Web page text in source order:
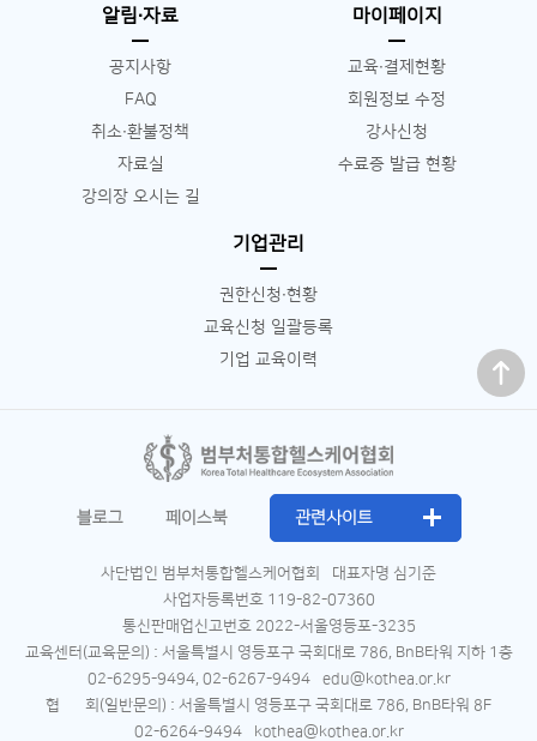
알림∙자료
공지사항
FAQ
취소∙환불정책
자료실
강의장 오시는 길
마이페이지
교육∙결제현황
회원정보 수정
강사신청
수료증 발급 현황
기업관리
권한신청∙현황
교육신청 일괄등록
기업 교육이력
맨 위로
블로그 페이스북 관련사이트
사단법인 범부처통합헬스케어협회
대표자명 심기준
사업자등록번호 119-82-07360
통신판매업신고번호 2022-서울영등포-3235
교육센터(교육문의) : 서울특별시 영등포구 국회대로 786, BnB타워 지하 1층
02-6295-9494, 02-6267-9494
edu@kothea.or.kr
협 회(일반문의) : 서울특별시 영등포구 국회대로 786, BnB타워 8F
02-6264-9494
kothea@kothea.or.kr